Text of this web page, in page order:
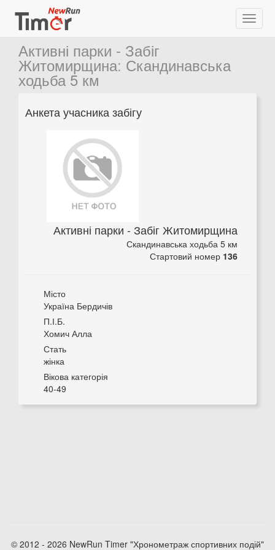
Активні парки - Забіг
Житомирщина: Скандинавська
ходьба 5 км
Анкета учасника забігу
Активні парки - Забіг Житомирщина
Скандинавська ходьба 5 км
Стартовий номер 136
Місто
Україна Бердичів
П.І.Б.
Хомич Алла
Стать
жінка
Вікова категорія
40-49
© 2012 - 2026 NewRun Timer "Хронометраж спортивних подій"